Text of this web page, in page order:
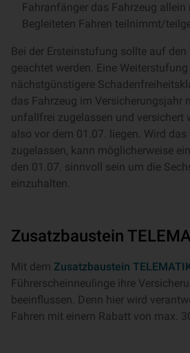
Fahranfänger das Fahrzeug
Begleiteten Fahren teilnimmt/
Bei der Ersteinstufung sollte auf
geachtet werden. Eine
nächstgünstigere
das Fahrzeug im Versicherungsjahr
unfallfrei zugelassen und versichert
also vor dem 01.07. liegen. Wird
zugelassen, kann möglicherweise
den 01.07. sinnvoll sein um die
einzuhalten.
Zusatzbaustein
Mit dem Zusatzbaustein
Führerscheinneulinge ihre
beeinflussen. Denn hier wird
Fahren mit einem Rabatt von max.